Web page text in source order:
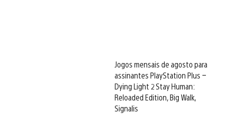
Jogos mensais de agosto para
assinantes PlayStation Plus –
Dying Light 2 Stay Human:
Reloaded Edition, Big Walk,
Signalis